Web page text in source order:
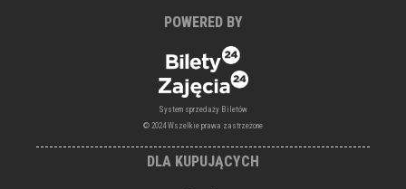
POWERED BY
System sprzedaży Biletów
© 2024 Wszelkie prawa zastrzeżone
DLA KUPUJĄCYCH